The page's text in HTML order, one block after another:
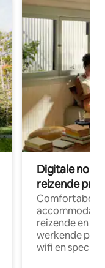
Digitale
reizende
Comfortabele
reizende en
werkende
wifi en